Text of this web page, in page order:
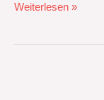
Weiterlesen »